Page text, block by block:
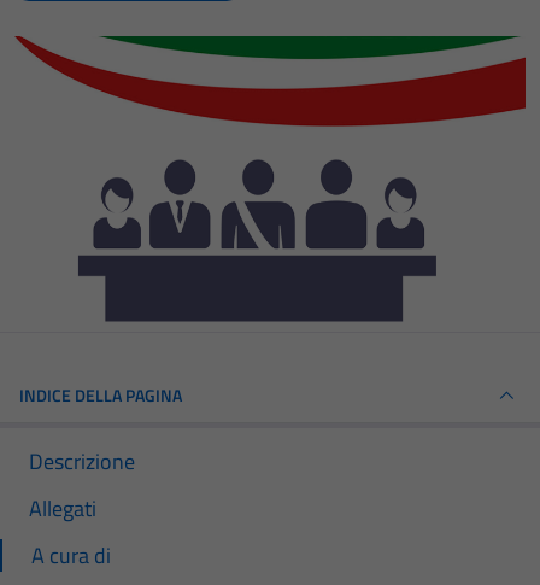
INDICE DELLA PAGINA
Descrizione
Allegati
A cura di